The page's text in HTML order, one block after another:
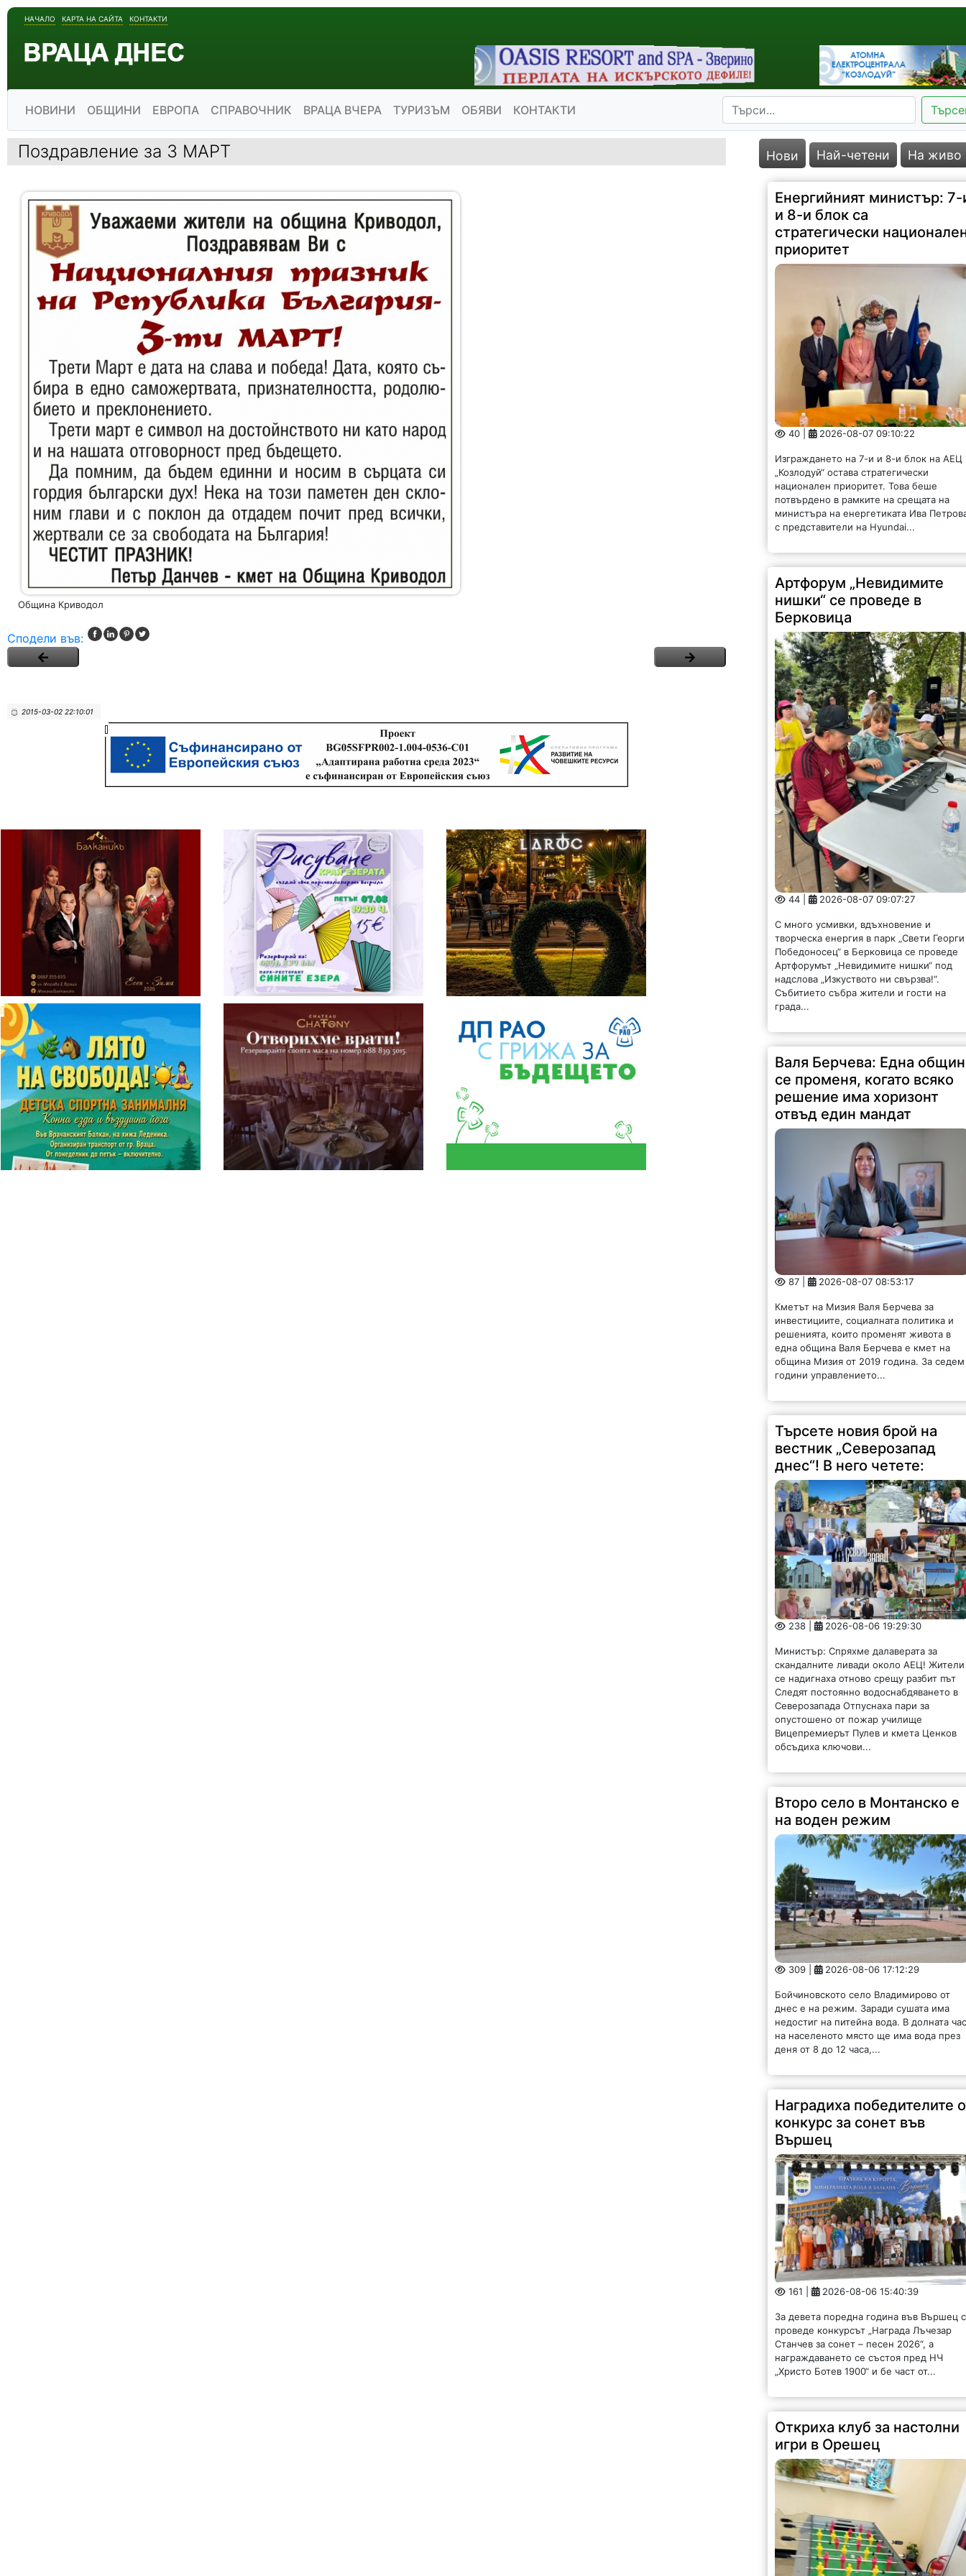
НАЧАЛО КАРТА НА САЙТА КОНТАКТИ
НОВИНИ ОБЩИНИ ЕВРОПА СПРАВОЧНИК ВРАЦА ВЧЕРА ТУРИЗЪМ ОБЯВИ КОНТАКТИ
Поздравление за 3 МАРТ
Община Криводол
Сподели във:
2015-03-02 22:10:01
Нови Най-четени На живо
Енергийният министър: 7-
и 8-и блок са
стратегически
приоритет
40 | 2026-08-07 09:10:22
Изграждането на 7-и и 8-и блок на АЕЦ
„Козлодуй“ остава стратегически
национален приоритет. Това беше
потвърдено в рамките на срещата на
министъра на енергетиката Ива
с представители на Hyundai...
Артфорум „Невидимите
нишки“ се проведе в
Берковица
44 | 2026-08-07 09:07:27
С много усмивки, вдъхновение и
творческа енергия в парк „Свети Георги
Победоносец“ в Берковица се проведе
Артфорумът „Невидимите нишки“ под
надслова „Изкуството ни свързва!“.
Събитието събра жители и гости на
града...
Валя Берчева: Една
се променя, когато всяко
решение има хоризонт
отвъд един мандат
87 | 2026-08-07 08:53:17
Кметът на Мизия Валя Берчева за
инвестициите, социалната политика и
решенията, които променят живота в
една община Валя Берчева е кмет на
община Мизия от 2019 година. За седем
години управлението...
Търсете новия брой на
вестник „Северозапад
днес“! В него четете:
238 | 2026-08-06 19:29:30
Министър: Спряхме далаверата за
скандалните ливади около АЕЦ! Жители
се надигнаха отново срещу разбит път
Следят постоянно водоснабдяването в
Северозапада Отпуснаха пари за
опустошено от пожар училище
Вицепремиерът Пулев и кмета Ценков
обсъдиха ключови...
Второ село в Монтанско е
на воден режим
309 | 2026-08-06 17:12:29
Бойчиновското село Владимирово от
днес е на режим. Заради сушата има
недостиг на питейна вода. В долната
на населеното място ще има вода през
деня от 8 до 12 часа,...
Наградиха победителите
конкурс за сонет във
Вършец
161 | 2026-08-06 15:40:39
За девета поредна година във Вършец
проведе конкурсът „Награда Лъчезар
Станчев за сонет – песен 2026“, а
награждаването се състоя пред НЧ
„Христо Ботев 1900“ и бе част от...
Откриха клуб за настолни
игри в Орешец